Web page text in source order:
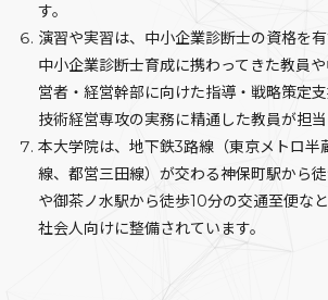
す。
演習や実習は、中小企業診断士の資格を
中小企業診断士育成に携わってきた教員
営者・経営幹部に向けた指導・戦略策定
技術経営専攻の実務に精通した教員が担当
本大学院は、地下鉄3路線（東京メトロ半
線、都営三田線）が交わる神保町駅から
や御茶ノ水駅から徒歩10分の交通至便な
社会人向けに整備されています。